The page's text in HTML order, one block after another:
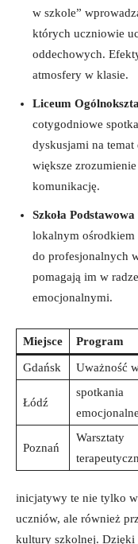
w szkole”
których uczniowie
oddechowych.
atmosfery w klasie.
Liceum
cotygodniowe
‍dyskusjami‌ na
większe‌
komunikację.
Szkoła
lokalnym ośrodkiem
do profesjonalnych
pomagają⁢ im w
emocjonalnymi.
Miejsce Program
Gdańsk Uważność
Łódź
spotkania
⁤emocjonalne
Poznań
Warsztaty
inicjatywy ​te nie tylko
uczniów, ‍ale również
kultury szkolnej. Dzięki​